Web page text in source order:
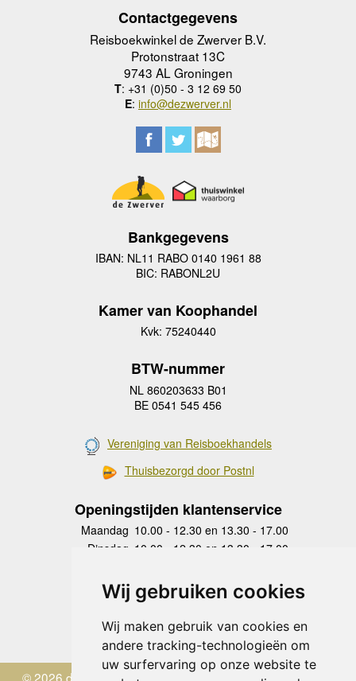
Wij gebruiken cookies
Wij maken gebruik van cookies en
andere tracking-technologieën om
uw surfervaring op onze website te
Contactgegevens
Reisboekwinkel de Zwerver B.V.
Protonstraat 13C
9743 AL Groningen
T: +31 (0)50 - 3 12 69 50
E: info@dezwerver.nl
Bankgegevens
IBAN: NL11 RABO 0140 1961 88
BIC: RABONL2U
Kamer van Koophandel
Kvk: 75240440
BTW-nummer
NL 860203633 B01
BE 0541 545 456
Vereniging van Reisboekhandels
Thuisbezorgd door Postnl
Openingstijden klantenservice
Maandag 10.00 - 12.30 en 13.30 - 17.00
Dinsdag 10.00 - 12.30 en 13.30 - 17.00
Donderdag
10.00 - 12.30 en 13.30 - 17.00
Vrijdag 10.00 - 12.30 en 13.30 - 17.00
Zaterdag
gesloten
Zondag gesloten
© 2026 de Zwerver